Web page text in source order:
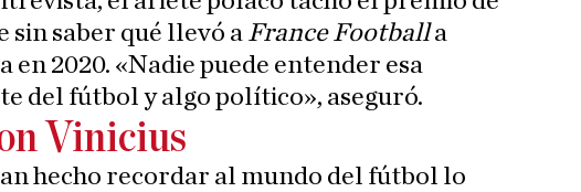
sin saber qué llevó a France Footballa
en 2020. «Nadie puede entender esa
del fútbol y algo político», aseguró.
Vinicius
hecho recordar al mundo del fútbol lo